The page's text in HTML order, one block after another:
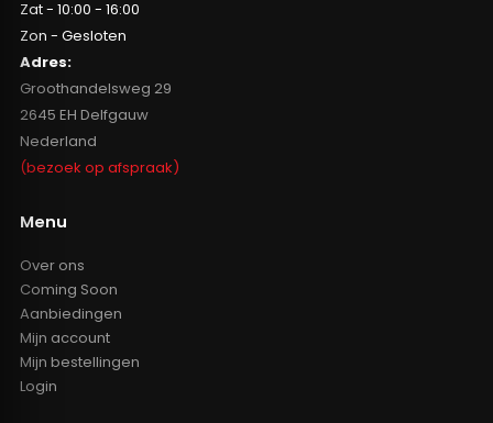
Zat - 10:00 - 16:00
Zon - Gesloten
Adres:
Groothandelsweg 29
2645 EH Delfgauw
Nederland
(bezoek op afspraak)
Menu
Over ons
Coming Soon
Aanbiedingen
Mijn account
Mijn bestellingen
Login